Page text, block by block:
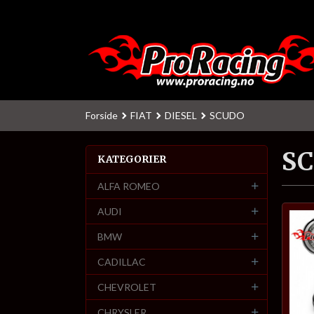
Forside FIAT DIESEL SCUDO
KATEGORIER
ALFA ROMEO
AUDI
BMW
CADILLAC
CHEVROLET